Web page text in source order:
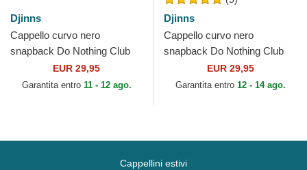
Djinns
Cappello curvo nero
snapback Do Nothing Club
HFT DNC Cherry di Djinns
EUR 29,95
Garantita entro 11 - 12 ago.
Djinns
Cappello curvo nero
snapback Do Nothing Club
HFT DNC Sloth di Djinns
EUR 29,95
Garantita entro 12 - 14 ago.
Cappellini estivi